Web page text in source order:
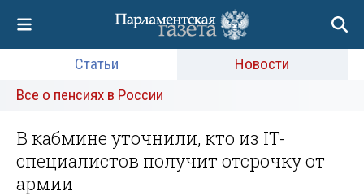
Статьи
Новости
Все о пенсиях в России
В кабмине уточнили, кто из IT-
специалистов получит отсрочку от
армии